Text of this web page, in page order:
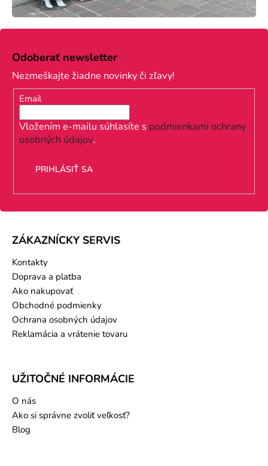
Z
Odoberať newsletter
Nezmeškajte žiadne novinky či zľavy!
Email
Vložením e-mailu súhlasíte s podmienkami ochrany
osobných údajov.
PRIHLÁSIŤ SA
ZÁKAZNÍCKY SERVIS
Kontakty
Doprava a platba
Ako nakupovať
Obchodné podmienky
Ochrana osobných údajov
Reklamácia a vrátenie tovaru
UŽITOČNÉ INFORMÁCIE
O nás
Ako si správne zvoliť veľkosť?
Blog